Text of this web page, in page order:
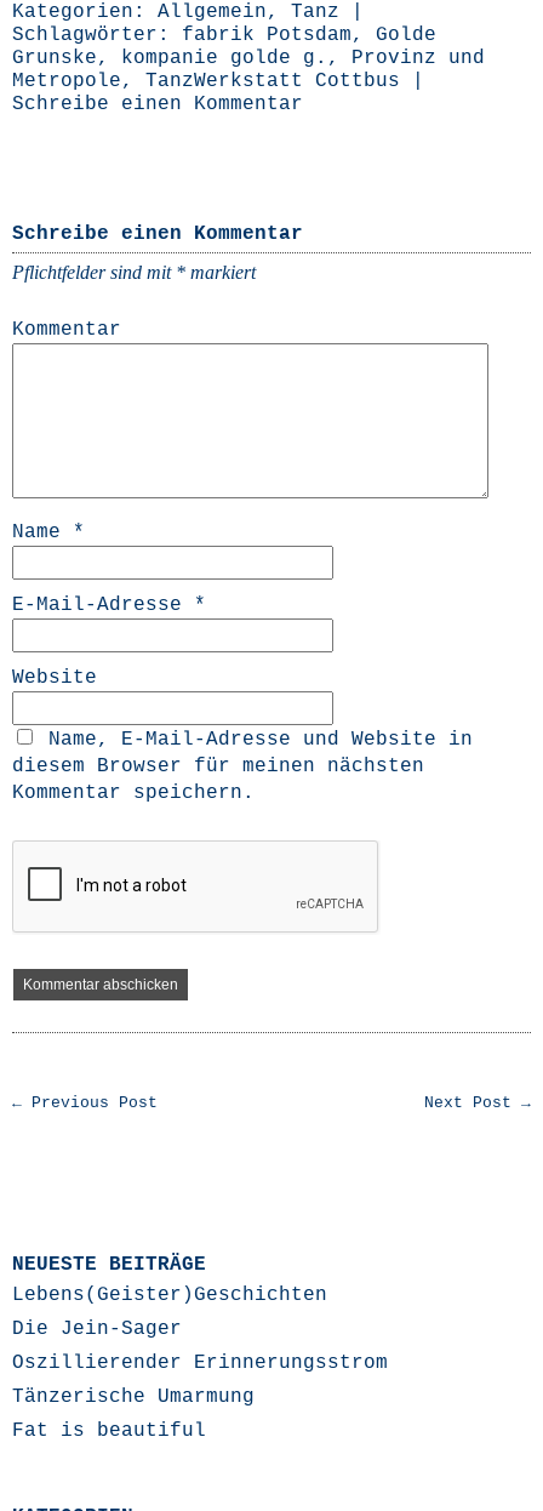
Kategorien: Allgemein, Tanz
Schlagwörter: fabrik Potsdam, Golde
Grunske, kompanie golde g. , Provinz und
Metropole, TanzWerkstatt Cottbus
Schreibe einen Kommentar
Schreibe einen Kommentar
Pflichtfelder sind mit * markiert
Kommentar
Name *
E-Mail-Adresse *
Website
Name, E-Mail-Adresse und Website in
diesem Browser für meinen nächsten
Kommentar speichern.
← Previous Post Next Post →
NEUESTE BEITRÄGE
Lebens(Geister)Geschichten
Die Jein-Sager
Oszillierender Erinnerungsstrom
Tänzerische Umarmung
Fat is beautiful